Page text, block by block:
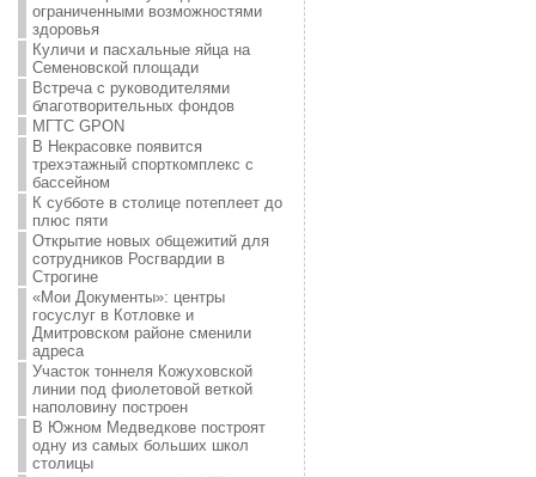
ограниченными возможностями
здоровья
Куличи и пасхальные яйца на
Семеновской площади
Встреча с руководителями
благотворительных фондов
МГТС GPON
В Некрасовке появится
трехэтажный спорткомплекс с
бассейном
К субботе в столице потеплеет до
плюс пяти
Открытие новых общежитий для
сотрудников Росгвардии в
Строгине
«Мои Документы»: центры
госуслуг в Котловке и
Дмитровском районе сменили
адреса
Участок тоннеля Кожуховской
линии под фиолетовой веткой
наполовину построен
В Южном Медведкове построят
одну из самых больших школ
столицы